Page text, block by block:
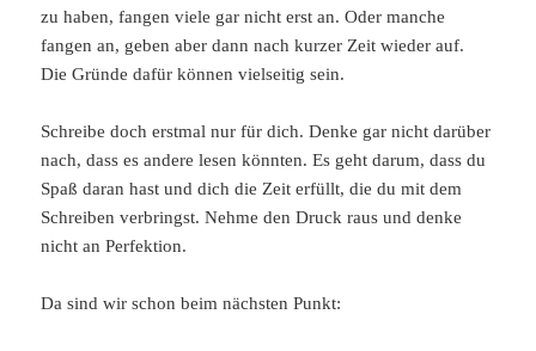
zu haben, fangen viele gar nicht erst an. Oder manche
fangen an, geben aber dann nach kurzer Zeit wieder auf.
Die Gründe dafür können vielseitig sein.
Schreibe doch erstmal nur für dich. Denke gar nicht darüber
nach, dass es andere lesen könnten. Es geht darum, dass du
Spaß daran hast und dich die Zeit erfüllt, die du mit dem
Schreiben verbringst. Nehme den Druck raus und denke
nicht an Perfektion.
Da sind wir schon beim nächsten Punkt: